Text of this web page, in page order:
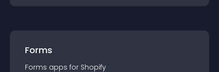
Forms
Forms apps for Shopify